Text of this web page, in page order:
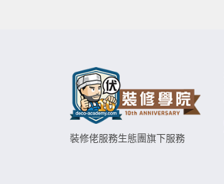
裝修佬服務生態團旗下服務